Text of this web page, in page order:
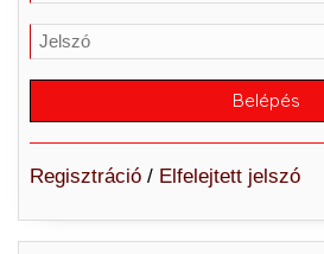
Regisztráció/ Elfelejtett jelszó